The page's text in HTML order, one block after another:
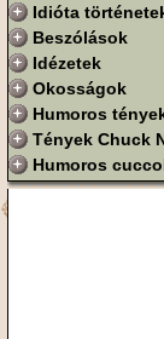
Idióta
Beszólások
Idézetek
Okosságok
Humoros
Tények Chuck
Humoros